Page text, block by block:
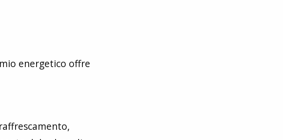
energetico offre